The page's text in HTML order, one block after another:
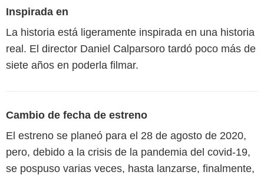
Inspirada en
La historia está ligeramente inspirada en una historia
real. El director Daniel Calparsoro tardó poco más de
siete años en poderla filmar.
Cambio de fecha de estreno
El estreno se planeó para el 28 de agosto de 2020,
pero, debido a la crisis de la pandemia del covid-19,
se pospuso varias veces, hasta lanzarse, finalmente,